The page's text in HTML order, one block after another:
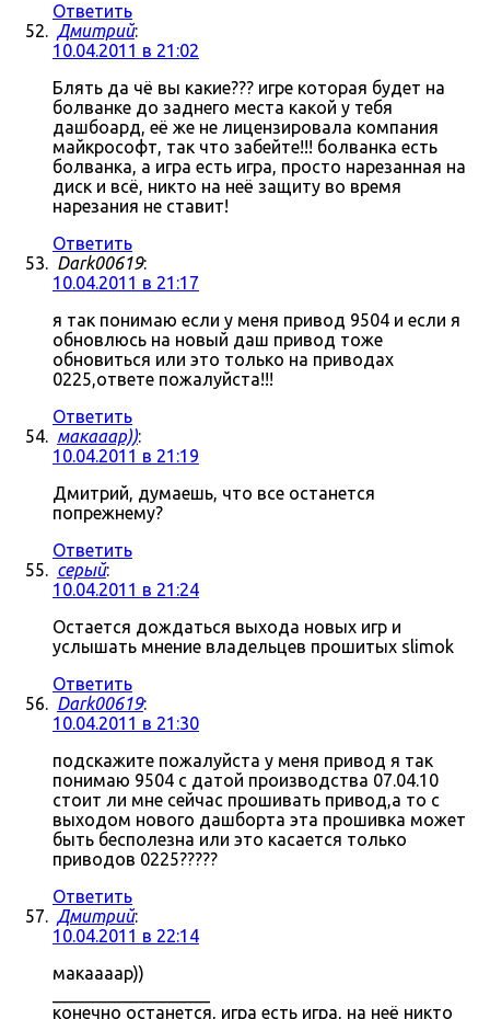
Ответить
Дмитрий:
10.04.2011 в 21:02
Блять да чё вы какие??? игре которая будет на
болванке до заднего места какой у тебя
дашбоард, её же не лицензировала компания
майкрософт, так что забейте!!! болванка есть
болванка, а игра есть игра, просто нарезанная на
диск и всё, никто на неё защиту во время
нарезания не ставит!
Ответить
Dark00619:
10.04.2011 в 21:17
я так понимаю если у меня привод 9504 и если я
обновлюсь на новый даш привод тоже
обновиться или это только на приводах
0225,ответе пожалуйста!!!
Ответить
макааар)):
10.04.2011 в 21:19
Дмитрий, думаешь, что все останется
попрежнему?
Ответить
серый:
10.04.2011 в 21:24
Остается дождаться выхода новых игр и
услышать мнение владельцев прошитых slimok
Ответить
Dark00619:
10.04.2011 в 21:30
подскажите пожалуйста у меня привод я так
понимаю 9504 с датой производства 07.04.10
стоит ли мне сейчас прошивать привод,а то с
выходом нового дашборта эта прошивка может
быть бесполезна или это касается только
приводов 0225?????
Ответить
Дмитрий:
10.04.2011 в 22:14
макаааар))
конечно останется, игра есть игра, на неё никто